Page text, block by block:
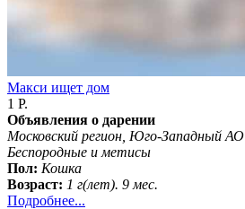
Макси ищет дом
1 Р.
Объявления о дарении
Московский регион, Юго-Западный АО
Беспородные и метисы
Пол: Кошка
Возраст: 1 г(лет). 9 мес.
Подробнее...